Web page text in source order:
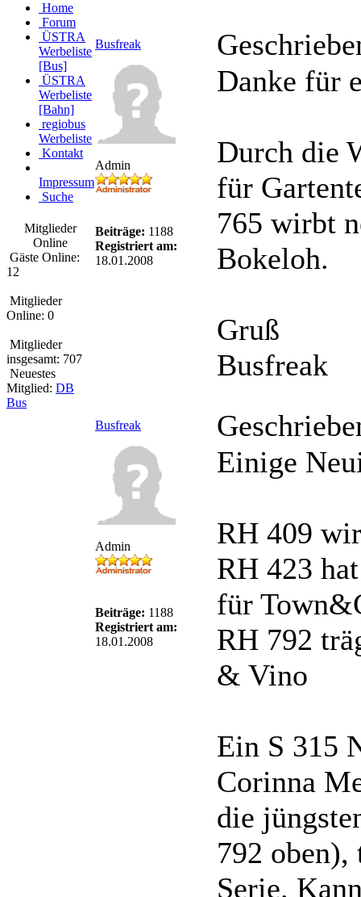
Home
Forum
ÜSTRA
Werbeliste
[Bus]
ÜSTRA
Werbeliste
[Bahn]
regiobus
Werbeliste
Kontakt
Impressum
Suche
Mitglieder
Online
Gäste Online:
12
Mitglieder
Online: 0
Mitglieder
insgesamt: 707
Neuestes
Mitglied: DB
Bus
Busfreak
Admin
Beiträge: 1188
Registriert am:
18.01.2008
Danke für
Durch die
für
765 wirbt
Bokeloh.
Gruß
Busfreak
Busfreak
Admin
Beiträge: 1188
Registriert am:
18.01.2008
Einige
RH 409
RH 423
für
RH 792
& Vino
Ein S 315
Corinna
die
792 oben),
Serie.